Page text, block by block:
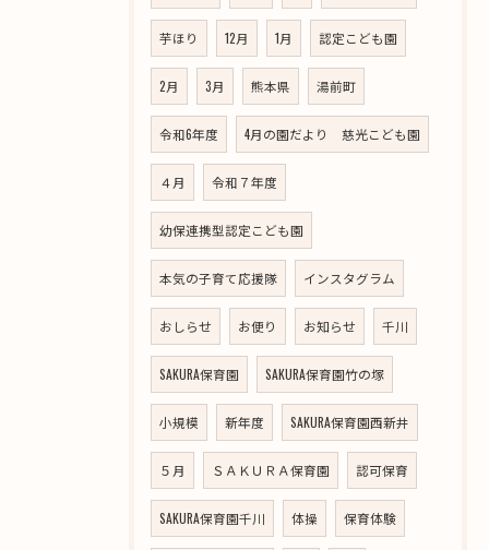
芋ほり 12月 1月 認定こども園
2月 3月 熊本県 湯前町
令和6年度 4月の園だより 慈光こども園
４月 令和７年度
幼保連携型認定こども園
本気の子育て応援隊 インスタグラム
おしらせ お便り お知らせ 千川
SAKURA保育園 SAKURA保育園竹の塚
小規模 新年度 SAKURA保育園西新井
５月 ＳＡＫＵＲＡ保育園 認可保育
SAKURA保育園千川 体操 保育体験